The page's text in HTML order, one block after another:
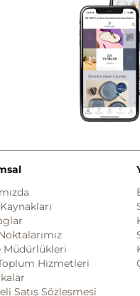
Müdürlükleri
Hizmetleri
Satış Sözleşmesi